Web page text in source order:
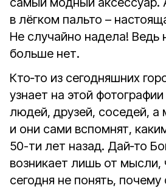
в лёгком пальто –
Не случайно надела! Ведь
больше нет.
Кто‑то из сегодняшних
узнает на этой
людей, друзей, соседей,
и они сами вспомнят,
50-ти лет назад. Дай‑то
возникает лишь от
сегодня не понять,